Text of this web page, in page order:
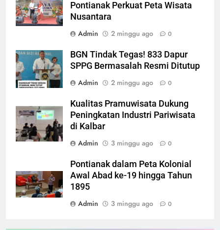
Pontianak Perkuat Peta Wisata
Nusantara
Admin
2 minggu ago 0
BGN Tindak Tegas! 833 Dapur
SPPG Bermasalah Resmi Ditutup
Admin
2 minggu ago 0
Kualitas Pramuwisata Dukung
Peningkatan Industri Pariwisata
di Kalbar
Admin
3 minggu ago 0
Pontianak dalam Peta Kolonial
Awal Abad ke-19 hingga Tahun
1895
Admin
3 minggu ago 0